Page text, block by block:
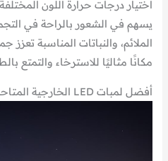
اختيار درجات حرارة اللون
يسهم في الشعور بالراحة في
الملائم، والنباتات المناسبة تعزز
مكانًا مثاليًا للاسترخاء والتمتع
أفضل لمبات LED الخارجية المتاحة في السوق السعودي